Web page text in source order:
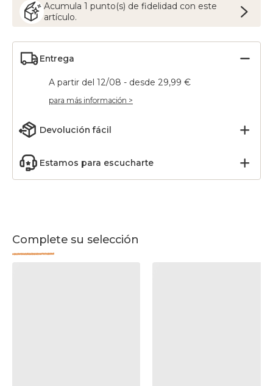
Acumula 1 punto(s) de fidelidad con este
artículo.
Entrega
A partir del 12/08 - desde 29,99 €
para más información >
Devolución fácil
Estamos para escucharte
Complete su selección